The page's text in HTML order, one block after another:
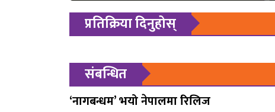
प्रतिक्रिया दिनुहोस्
संबन्धित
‘नागबन्धम’ भयो नेपालमा रिलिज